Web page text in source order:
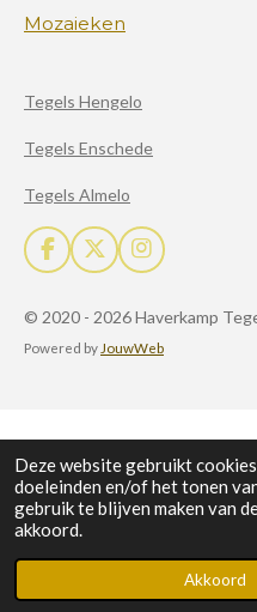
Deze website gebruikt
doeleinden en/of het tonen
gebruik te blijven maken van
akkoord.
Akkoord
Mozaieken
Tegels Hengelo
Tegels Enschede
Tegels Almelo
F
a
e
b
X
I
n
t
a
© 2020 - 2026 Haverkamp
Powered by JouwWeb
Telefoonnummer